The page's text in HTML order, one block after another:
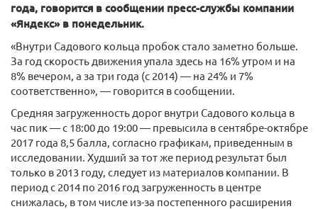
года, говорится в сообщении пресс-службы компании
«Яндекс» в понедельник.
«Внутри Садового кольца пробок стало заметно больше.
За год скорость движения упала здесь на 16% утром и на
8% вечером, а за три года (с 2014) — на 24% и 7%
соответственно», — говорится в сообщении.
Средняя загруженность дорог внутри Садового кольца в
час пик — с 18:00 до 19:00 — превысила в сентябре-октябре
2017 года 8,5 балла, согласно графикам, приведенным в
исследовании. Худший за тот же период результат был
только в 2013 году, следует из материалов компании. В
период с 2014 по 2016 год загруженность в центре
снижалась, в том числе из-за постепенного расширения